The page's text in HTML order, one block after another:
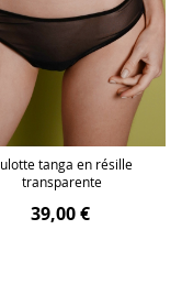
tanga en résille
transparente
39,00 €